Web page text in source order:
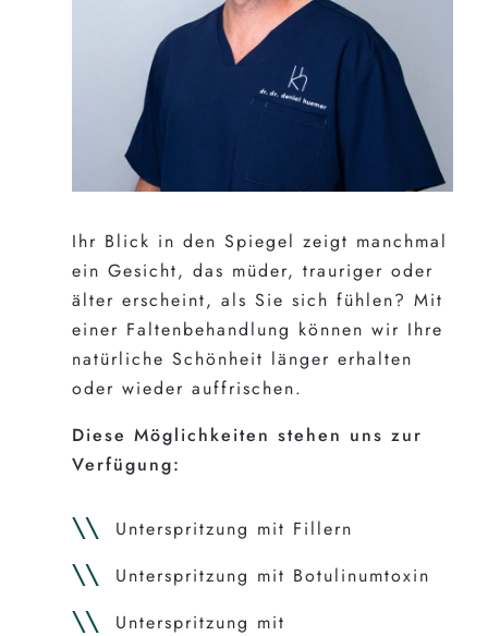
Ihr Blick in den Spiegel zeigt manchmal
ein Gesicht, das müder, trauriger oder
älter erscheint, als Sie sich fühlen? Mit
einer Faltenbehandlung können wir Ihre
natürliche Schönheit länger erhalten
oder wieder auffrischen.
Diese Möglichkeiten stehen uns zur
Verfügung:
Unterspritzung mit Fillern
Unterspritzung mit Botulinumtoxin
Unterspritzung mit